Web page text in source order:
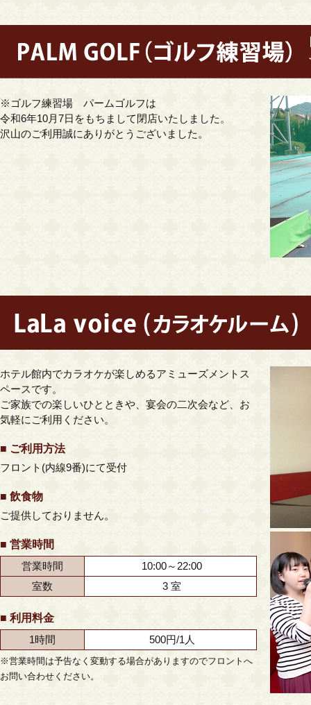
※ゴルフ練習場 パームゴルフは
令和6年10月7日をもちまして閉店いたしました。
沢山のご利用誠にありがとうございました。
ホテル館内でカラオケが楽しめるアミューズメントス
ペースです。
ご家族での楽しいひとときや、宴会の二次会など、お
気軽にご利用ください。
■ ご利用方法
フロント(内線9番)にて受付
■ 飲食物
ご提供しておりません。
■ 営業時間
営業時間
10:00～22:00
室数
3 室
■ 利用料金
1時間
500円/1人
※営業時間は予告なく変動する場合がありますのでフロントへ
お問い合わせください。